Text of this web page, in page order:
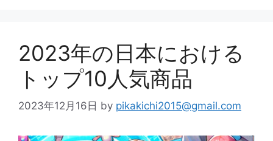
2023年の日本における
トップ10人気商品
2023年12月16日 by pikakichi2015@gmail.com